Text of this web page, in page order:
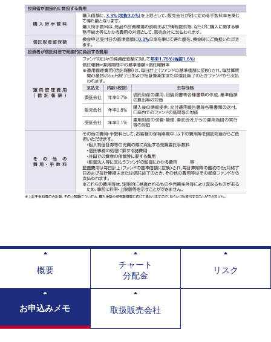
概要
チャート
分配金
リスク
お申込みメモ 取扱販売会社